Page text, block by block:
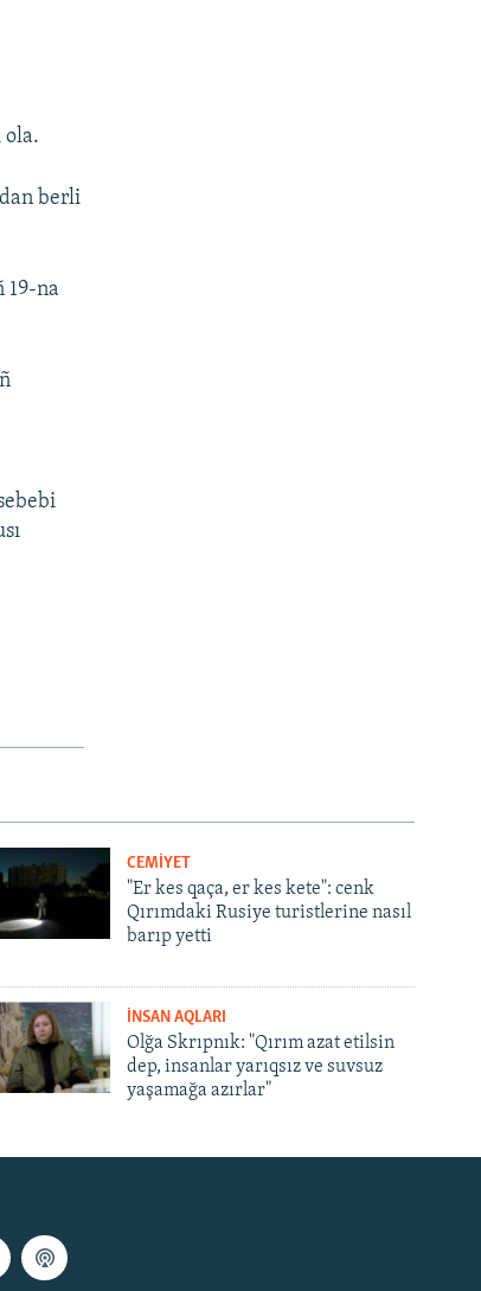
ola.
berli
19-na
CEMİYET
"Er kes qaça, er kes kete": cenk
Qırımdaki Rusiye turistlerine nasıl
barıp yetti
İNSAN AQLARI
Olğa Skrıpnık: "Qırım azat etilsin
dep, insanlar yarıqsız ve suvsuz
yaşamağa azırlar"